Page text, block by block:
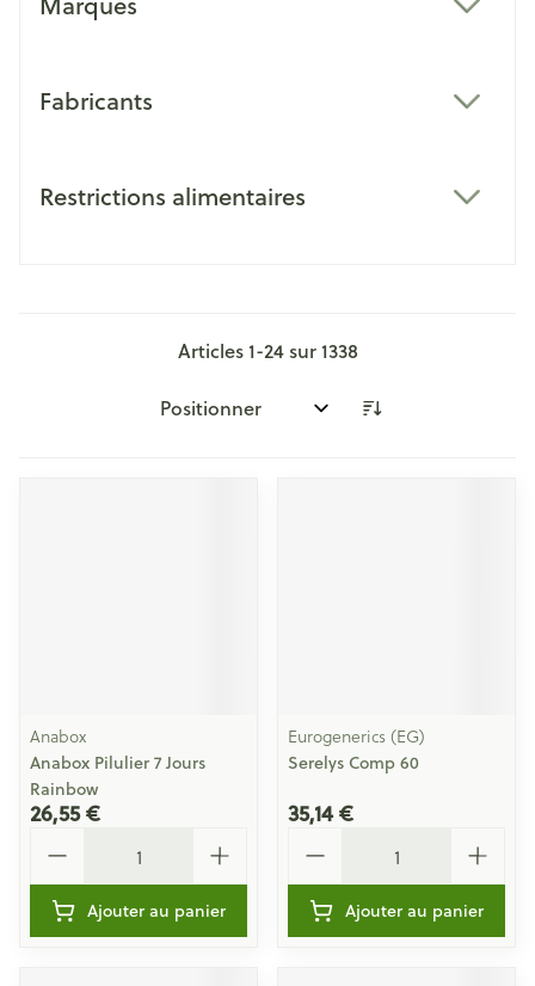
Fabricants
Restrictions alimentaires
Articles1-24sur1338
Trier par:
Anabox
Anabox Pilulier 7 Jours
Rainbow
26,55 €
Ajouter au panier
Eurogenerics (EG)
Serelys Comp 60
35,14 €
Ajouter au panier